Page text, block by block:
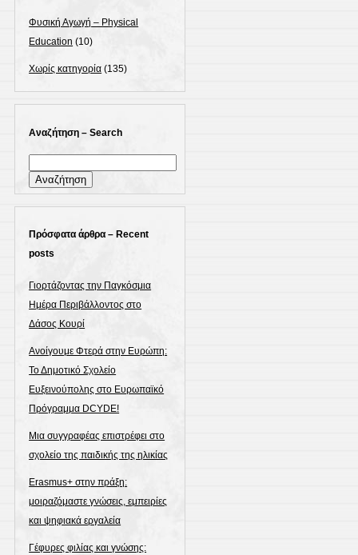
Φυσική Αγωγή – Physical
Education (10)
Χωρίς κατηγορία (135)
Αναζήτηση – Search
για:
Πρόσφατα άρθρα – Recent
posts
Γιορτάζοντας την Παγκόσμια
Ημέρα Περιβάλλοντος στο
Δάσος Κουρί
Ανοίγουμε Φτερά στην Ευρώπη:
Το Δημοτικό Σχολείο
Ευξεινούπολης στο Ευρωπαϊκό
Πρόγραμμα DCYDE!
Μια συγγραφέας επιστρέφει στο
σχολείο της παιδικής της ηλικίας
Erasmus+ στην πράξη:
μοιραζόμαστε γνώσεις, εμπειρίες
και ψηφιακά εργαλεία
Γέφυρες φιλίας και γνώσης: